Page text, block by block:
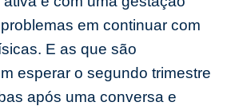
em continuar com
E as que são
esperar o segundo trimestre
após uma conversa e